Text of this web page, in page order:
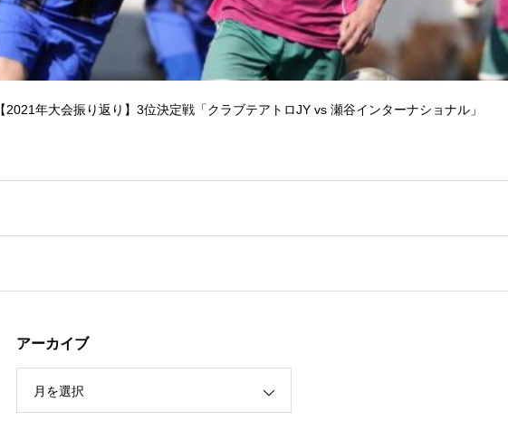
【2021年大会振り返り】3位決定戦「クラブテアトロJY vs 瀬谷インターナショナル」
アーカイブ
月を選択